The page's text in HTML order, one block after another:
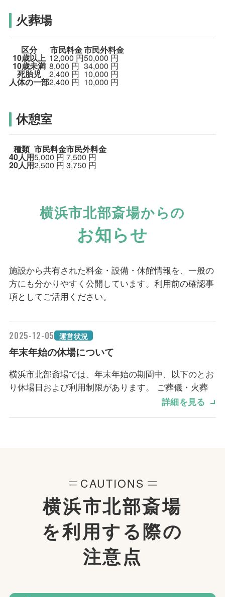
火葬場
区分 市民料金市民外料金
10歳以上 12,000円50,000円
10歳未満 8,000 円 34,000 円
死胎児 2,400 円 10,000 円
人体の一部2,400 円 10,000 円
休憩室
種類 市民料金市民外料金
40人用5,000 円7,500円
20人用2,500 円 3,750 円
横浜市北部斎場からの
お知らせ
施設から共有された料金・設備・休館情報を、一般の
方にも分かりやすく公開しています。利用前の確認事
項としてご活用ください。
2025-12-05 運営状況
年末年始の休場について
横浜市北部斎場では、年末年始の期間中、以下のとお
り休場日および利用制限があります。 ご葬儀・火葬
をご検討の際は、事前にご確認ください。
※上記日程は、火葬・式場・通夜を含むすべての施設
【通常開場日（年末年始期間）】
2025年12月29日（月）
2025年12月30日（火）
2025年12月31日（水）
詳細を見る
CAUTIONS
横浜市北部斎場
を利用する際の
注意点